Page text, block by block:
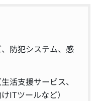
、防犯システム、感
生活支援サービス、
ITツールなど）